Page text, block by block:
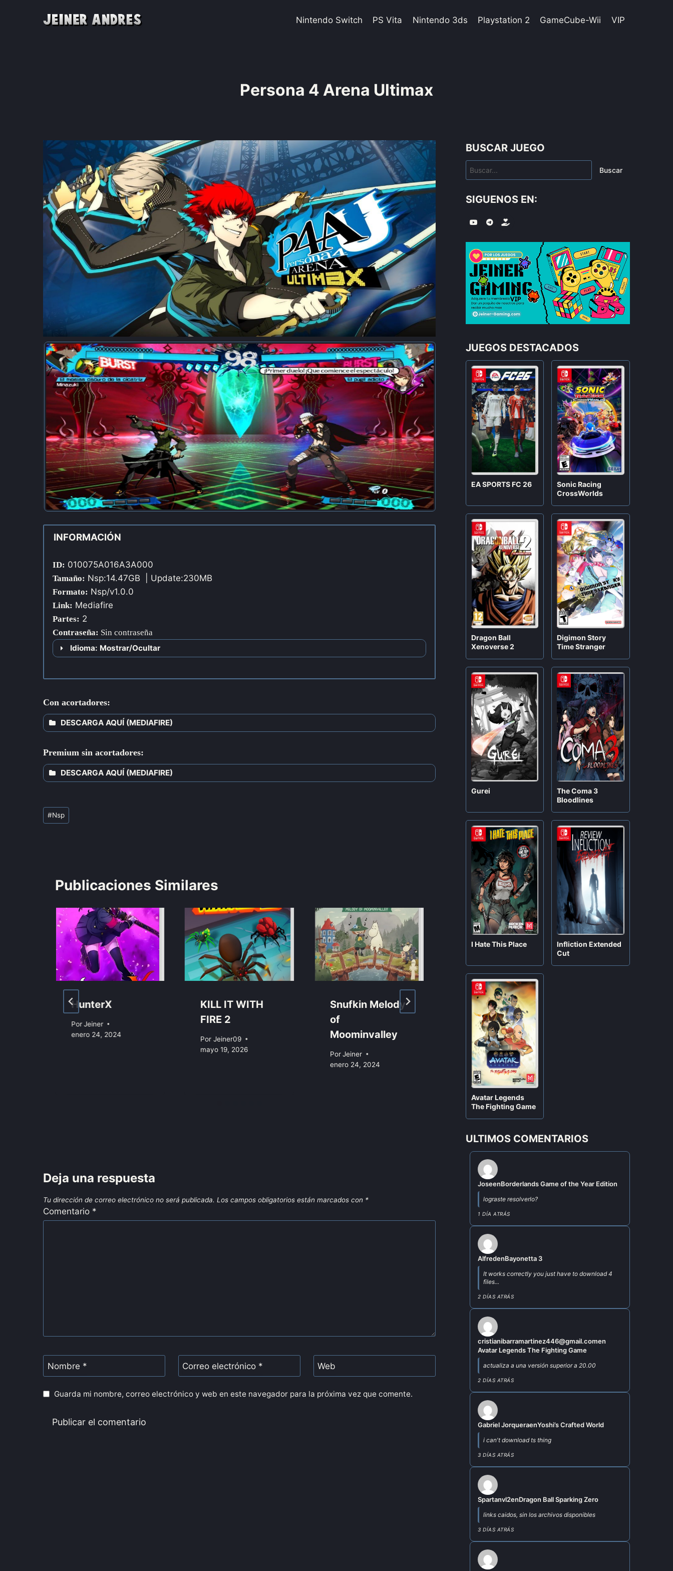
Nintendo Switch PS Vita Nintendo 3ds Playstation 2 GameCube-Wii VIP
Persona 4 Arena Ultimax
INFORMACIÓN
ID: 010075A016A3A000
Tamaño: Nsp:14.47GB | Update:230MB
Formato: Nsp/v1.0.0
Link: Mediafire
Partes: 2
Contraseña: Sin contraseña
Idioma: Mostrar/Ocultar
Con acortadores:
DESCARGA AQUÍ (MEDIAFIRE)
Premium sin acortadores:
DESCARGA AQUÍ (MEDIAFIRE)
#Nsp
Publicaciones Similares
HunterX
PorJeiner
enero 24, 2024
KILL IT WITH
FIRE 2
Por Jeiner09
mayo 19, 2026
Snufkin Melody
of
Moominvalley
Por Jeiner
enero 24, 2024
Blazblue Cross
Tag Battle
Jeiner
agosto 12, 2025
Deja una respuesta
Tu dirección de correo electrónico no será publicada. Los campos obligatorios están marcados con *
Comentario *
Nombre * Correo electrónico * Web
Guarda mi nombre, correo electrónico y web en este navegador para la próxima vez que comente.
BUSCAR JUEGO
Buscar
SIGUENOS EN:
JUEGOS DESTACADOS
EA SPORTS FC 26
Sonic Racing
CrossWorlds
Dragon Ball
Xenoverse 2
Digimon Story
Time Stranger
Gurei
The Coma 3
Bloodlines
I Hate This Place
Infliction Extended
Cut
Avatar Legends
The Fighting Game
ULTIMOS COMENTARIOS
JoseenBorderlands Game of the Year Edition
lograste resolverlo?
1 DÍA ATRÁS
AlfredenBayonetta 3
It works correctly you just have to download 4
files...
2 DÍAS ATRÁS
cristianibarramartinez446@gmail.comen
Avatar Legends The Fighting Game
actualiza a una versión superior a 20.00
2 DÍAS ATRÁS
Gabriel JorqueraenYoshi’s Crafted World
i can't download ts thing
3 DÍAS ATRÁS
Spartanvl2enDragon Ball Sparking Zero
links caidos, sin los archivos disponibles
3 DÍAS ATRÁS